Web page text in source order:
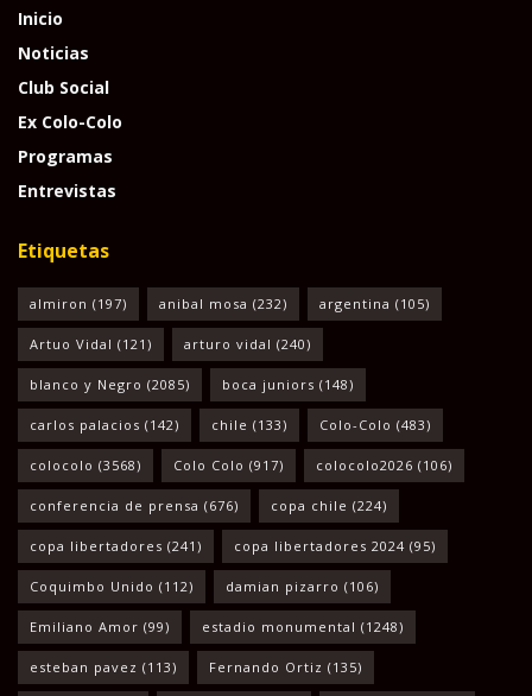
Inicio
Noticias
Club Social
Ex Colo-Colo
Programas
Entrevistas
Etiquetas
almiron (197) anibal mosa (232) argentina (105)
Artuo Vidal (121) arturo vidal (240)
blanco y Negro (2085) boca juniors (148)
carlos palacios (142) chile (133) Colo-Colo (483)
colocolo (3568) Colo Colo (917) colocolo2026 (106)
conferencia de prensa (676) copa chile (224)
copa libertadores (241) copa libertadores 2024 (95)
Coquimbo Unido (112) damian pizarro (106)
Emiliano Amor (99) estadio monumental (1248)
esteban pavez (113) Fernando Ortiz (135)